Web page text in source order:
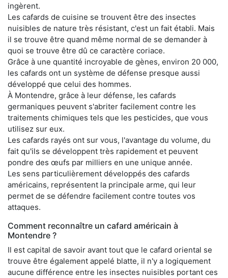
ingèrent.
Les cafards de cuisine se trouvent être des insectes
nuisibles de nature très résistant, c'est un fait établi. Mais
il se trouve être quand même normal de se demander à
quoi se trouve être dû ce caractère coriace.
Grâce à une quantité incroyable de gènes, environ 20 000,
les cafards ont un système de défense presque aussi
développé que celui des hommes.
À Montendre, grâce à leur défense, les cafards
germaniques peuvent s'abriter facilement contre les
traitements chimiques tels que les pesticides, que vous
utilisez sur eux.
Les cafards rayés ont sur vous, l'avantage du volume, du
fait qu'ils se développent très rapidement et peuvent
pondre des œufs par milliers en une unique année.
Les sens particulièrement développés des cafards
américains, représentent la principale arme, qui leur
permet de se défendre facilement contre toutes vos
attaques.
Comment reconnaître un cafard américain à
Montendre ?
Il est capital de savoir avant tout que le cafard oriental se
trouve être également appelé blatte, il n'y a logiquement
aucune différence entre les insectes nuisibles portant ces